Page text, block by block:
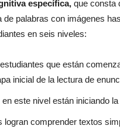
específica, que consta
de palabras con imágenes
en seis niveles:
estudiantes que están
inicial de la lectura de
este nivel están iniciando
logran comprender textos